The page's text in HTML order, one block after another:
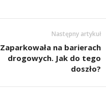
Następny artykuł
Zaparkowała na barierach
drogowych. Jak do tego
doszło?